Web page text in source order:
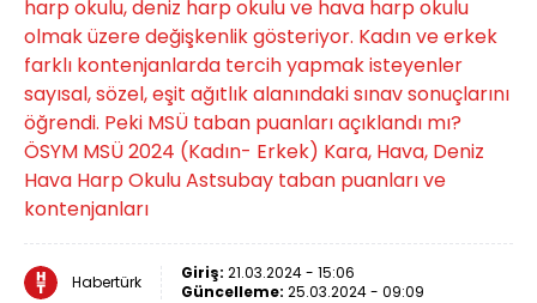
harp okulu, deniz harp okulu ve hava harp okulu
olmak üzere değişkenlik gösteriyor. Kadın ve erkek
farklı kontenjanlarda tercih yapmak isteyenler
sayısal, sözel, eşit ağıtlık alanındaki sınav sonuçlarını
öğrendi. Peki MSÜ taban puanları açıklandı mı?
ÖSYM MSÜ 2024 (Kadın- Erkek) Kara, Hava, Deniz
Hava Harp Okulu Astsubay taban puanları ve
kontenjanları
Habertürk Giriş: 21.03.2024 - 15:06
Güncelleme: 25.03.2024 - 09:09